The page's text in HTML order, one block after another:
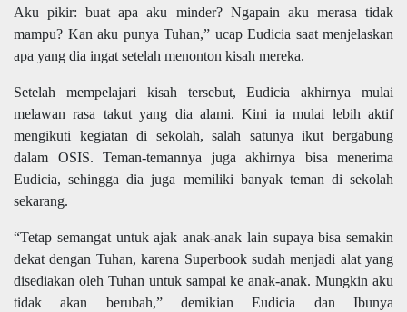
Aku pikir: buat apa aku minder? Ngapain aku merasa tidak
mampu? Kan aku punya Tuhan,” ucap Eudicia saat menjelaskan
apa yang dia ingat setelah menonton kisah mereka.
Setelah mempelajari kisah tersebut, Eudicia akhirnya mulai
melawan rasa takut yang dia alami. Kini ia mulai lebih aktif
mengikuti kegiatan di sekolah, salah satunya ikut bergabung
dalam OSIS. Teman-temannya juga akhirnya bisa menerima
Eudicia, sehingga dia juga memiliki banyak teman di sekolah
sekarang.
“Tetap semangat untuk ajak anak-anak lain supaya bisa semakin
dekat dengan Tuhan, karena Superbook sudah menjadi alat yang
disediakan oleh Tuhan untuk sampai ke anak-anak. Mungkin aku
tidak akan berubah,” demikian Eudicia dan Ibunya